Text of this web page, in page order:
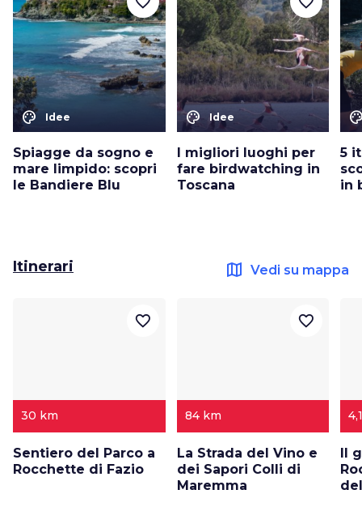
color_lens Idee
Spiagge da sogno e
mare limpido: scopri
le Bandiere Blu
color_lens Idee
I migliori luoghi per
fare birdwatching in
Toscana
5
in
Itinerari map Vedi su mappa
30 km
Sentiero del Parco a
Rocchette di Fazio
favorite_border
84 km
La Strada del Vino e
dei Sapori Colli di
Maremma
favorite_border
Il